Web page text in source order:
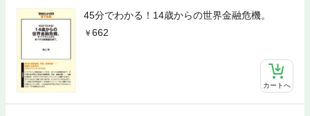
45分でわかる！14歳からの世界金融危機。
662
カートへ